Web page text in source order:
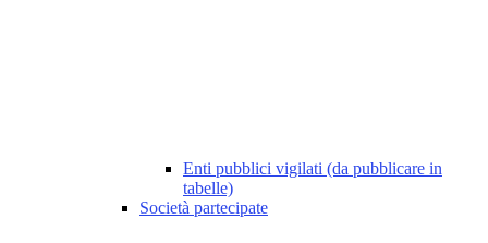
Enti pubblici vigilati (da pubblicare in
tabelle)
Società partecipate